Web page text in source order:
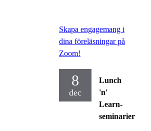
Skapa engagemang i
dina föreläsningar på
Zoom!
8
dec
Lunch
'n'
Learn-
seminarier